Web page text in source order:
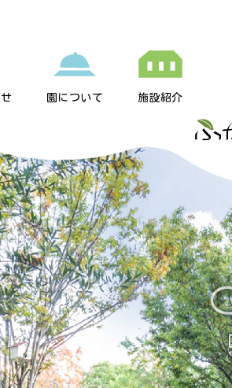
園について 施設紹介